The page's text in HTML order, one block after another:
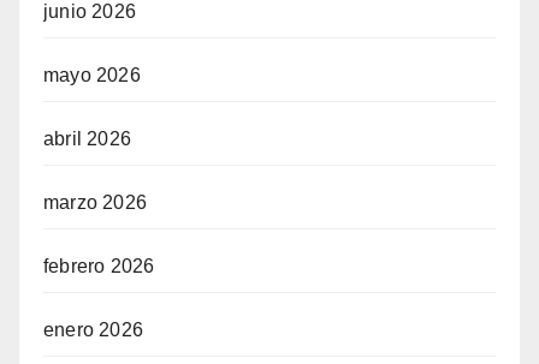
junio 2026
mayo 2026
abril 2026
marzo 2026
febrero 2026
enero 2026